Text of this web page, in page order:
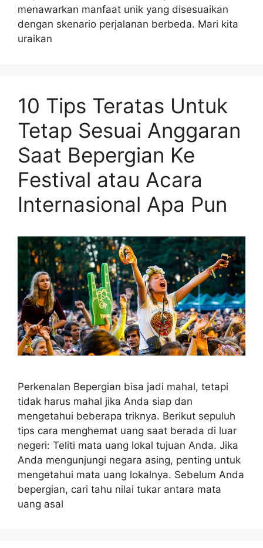
menawarkan manfaat unik yang disesuaikan
dengan skenario perjalanan berbeda. Mari kita
uraikan
10 Tips Teratas Untuk
Tetap Sesuai Anggaran
Saat Bepergian Ke
Festival atau Acara
Internasional Apa Pun
Perkenalan Bepergian bisa jadi mahal, tetapi
tidak harus mahal jika Anda siap dan
mengetahui beberapa triknya. Berikut sepuluh
tips cara menghemat uang saat berada di luar
negeri: Teliti mata uang lokal tujuan Anda. Jika
Anda mengunjungi negara asing, penting untuk
mengetahui mata uang lokalnya. Sebelum Anda
bepergian, cari tahu nilai tukar antara mata
uang asal